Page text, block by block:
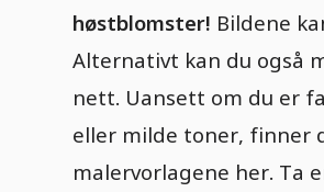
høstblomster! Bildene
Alternativt kan du også
nett. Uansett om du er
eller milde toner, finner
malervorlagene her. Ta